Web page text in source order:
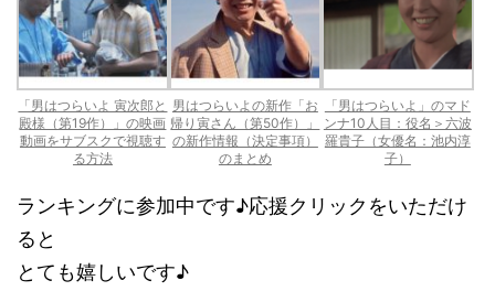
「男はつらいよ 寅次郎と
殿様（第19作）」の映画
動画をサブスクで視聴す
る方法
男はつらいよの新作「お
帰り寅さん（第50作）」
の新作情報（決定事項）
のまとめ
「男はつらいよ」のマド
ンナ10人目：役名＞六波
羅貴子（女優名：池内淳
子）
ランキングに参加中です♪応援クリックをいただけ
ると
とても嬉しいです♪